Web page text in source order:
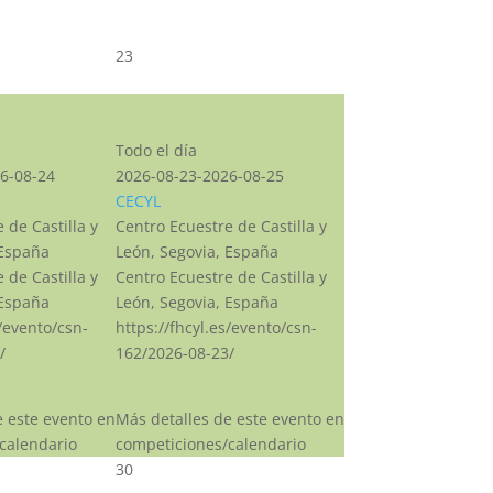
08-24
de Castilla y
de Castilla y
csn-
este evento en
23
Todo el día
2026-08-23-2026-08-25
CECYL
Centro Ecuestre de Castilla y
León, Segovia, España
Centro Ecuestre de Castilla y
León, Segovia, España
https://fhcyl.es/evento/csn-
162/2026-08-23/
Más detalles de este evento en
competiciones/calendario
30